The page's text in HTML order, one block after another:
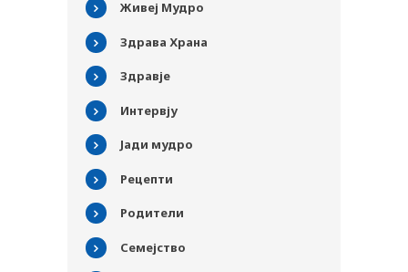
Живеј Мудро
Здрава Храна
Здравје
Интервју
Јади мудро
Рецепти
Родители
Семејство